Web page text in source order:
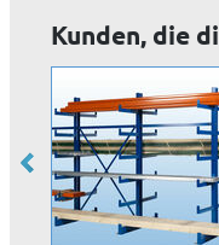
Kunden, die